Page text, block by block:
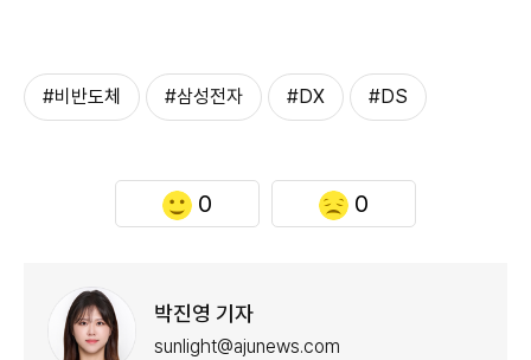
#비반도체 #삼성전자 #DX #DS
0 0
박진영 기자
sunlight@ajunews.com